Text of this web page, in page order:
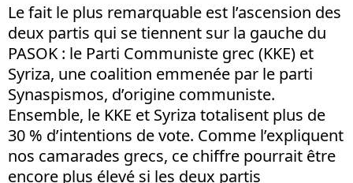
Le fait le plus remarquable est l’ascension des
deux partis qui se tiennent sur la gauche du
PASOK : le Parti Communiste grec (KKE) et
Syriza, une coalition emmenée par le parti
Synaspismos, d’origine communiste.
Ensemble, le KKE et Syriza totalisent plus de
30 % d’intentions de vote. Comme l’expliquent
nos camarades grecs, ce chiffre pourrait être
encore plus élevé si les deux partis